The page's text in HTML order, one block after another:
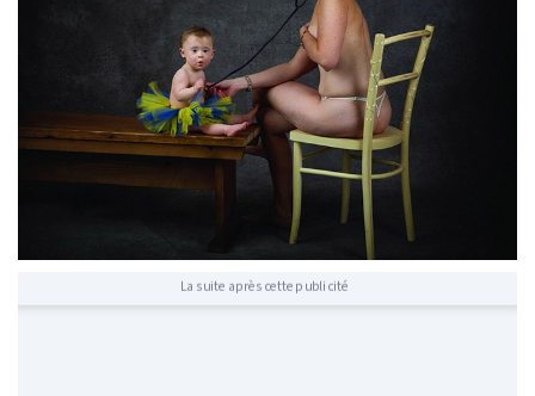
La suite après cette publicité